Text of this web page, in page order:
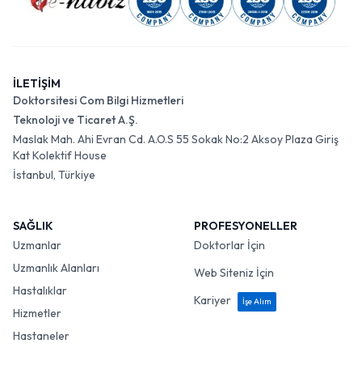
İLETİŞİM
Doktorsitesi Com Bilgi Hizmetleri
Teknoloji ve Ticaret A.Ş.
Maslak Mah. Ahi Evran Cd. A.O.S 55 Sokak No:2 Aksoy Plaza Giriş
Kat Kolektif House
İstanbul, Türkiye
SAĞLIK
Uzmanlar
Uzmanlık Alanları
Hastalıklar
Hizmetler
Hastaneler
PROFESYONELLER
Doktorlar İçin
Web Siteniz İçin
Kariyer
İşe Alım